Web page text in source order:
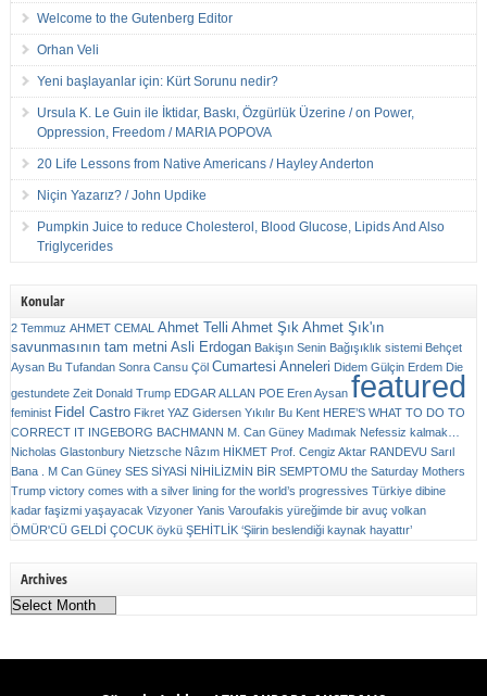
Welcome to the Gutenberg Editor
Orhan Veli
Yeni başlayanlar için: Kürt Sorunu nedir?
Ursula K. Le Guin ile İktidar, Baskı, Özgürlük Üzerine / on Power,
Oppression, Freedom / MARIA POPOVA
20 Life Lessons from Native Americans / Hayley Anderton
Niçin Yazarız? / John Updike
Pumpkin Juice to reduce Cholesterol, Blood Glucose, Lipids And Also
Triglycerides
Konular
2 Temmuz AHMET CEMAL Ahmet Telli Ahmet Şık Ahmet Şık'ın
savunmasının tam metni Asli Erdogan Bakişın Senin Bağışıklık sistemi Behçet
Aysan Bu Tufandan Sonra Cansu Çöl Cumartesi Anneleri Didem Gülçin Erdem Die
gestundete Zeit Donald Trump EDGAR ALLAN POE Eren Aysan featured
feminist Fidel Castro Fikret YAZ Gidersen Yıkılır Bu Kent HERE’S WHAT TO DO TO
CORRECT IT INGEBORG BACHMANN M. Can Güney Madımak Nefessiz kalmak…
Nicholas Glastonbury Nietzsche Nâzım HİKMET Prof. Cengiz Aktar RANDEVU Sarıl
Bana . M Can Güney SES SİYASİ NİHİLİZMİN BİR SEMPTOMU the Saturday Mothers
Trump victory comes with a silver lining for the world’s progressives Türkiye dibine
kadar faşizmi yaşayacak Vizyoner Yanis Varoufakis yüreğimde bir avuç volkan
ÖMÜR'CÜ GELDİ ÇOCUK öykü ŞEHİTLİK ‘Şiirin beslendiği kaynak hayattır’
Archives
Archives